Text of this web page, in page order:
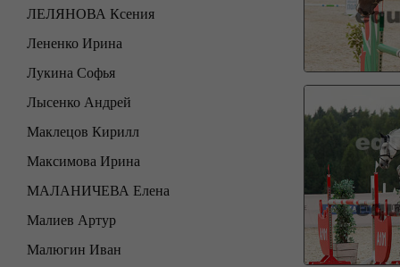
ЛЕЛЯНОВА Ксения
Лененко Ирина
Лукина Софья
Лысенко Андрей
Маклецов Кирилл
Максимова Ирина
МАЛАНИЧЕВА Елена
Малиев Артур
Малюгин Иван